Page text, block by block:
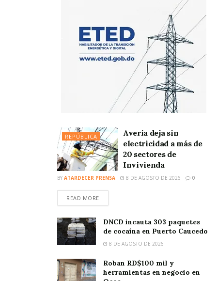
REPÚBLICA
Avería deja sin
electricidad a más de
20 sectores de
Invivienda
BY ATARDECER PRENSA 8 DE AGOSTO DE 2026 0
READ MORE
DNCD incauta 303 paquetes
de cocaína en Puerto Caucedo
8 DE AGOSTO DE 2026
Roban RD$100 mil y
herramientas en negocio en